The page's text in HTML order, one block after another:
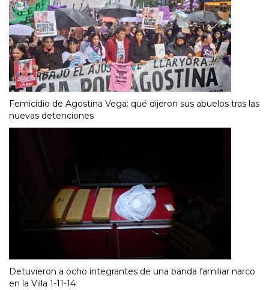
Femicidio de Agostina Vega: qué dijeron sus abuelos tras las
nuevas detenciones
Detuvieron a ocho integrantes de una banda familiar narco
en la Villa 1-11-14